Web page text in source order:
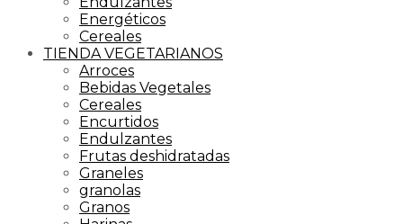
Energéticos
Cereales
TIENDA VEGETARIANOS
Arroces
Bebidas Vegetales
Cereales
Encurtidos
Endulzantes
Frutas deshidratadas
Graneles
granolas
Granos